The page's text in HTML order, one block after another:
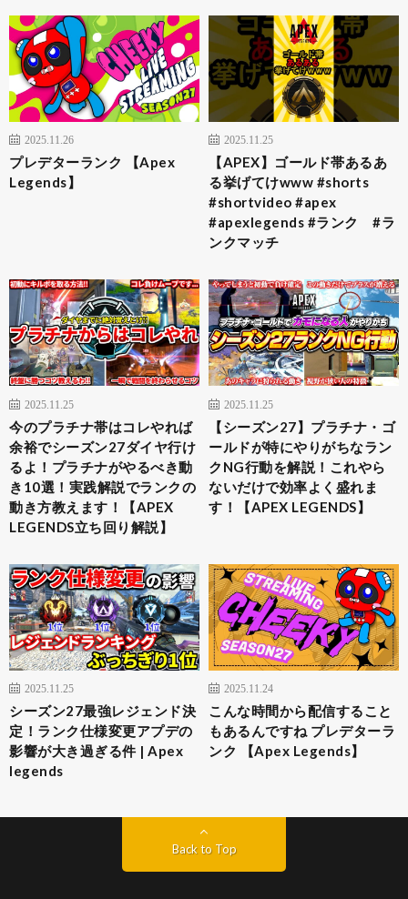
2025.11.26
プレデターランク 【Apex
Legends】
2025.11.25
【APEX】ゴールド帯あるあ
る挙げてけwww #shorts
#shortvideo #apex
#apexlegends #ランク #ラ
ンクマッチ
2025.11.25
今のプラチナ帯はコレやれば
余裕でシーズン27ダイヤ行け
るよ！プラチナがやるべき動
き10選！実践解説でランクの
動き方教えます！【APEX
LEGENDS立ち回り解説】
2025.11.25
【シーズン27】プラチナ・ゴ
ールドが特にやりがちなラン
クNG行動を解説！これやら
ないだけで効率よく盛れま
す！【APEX LEGENDS】
2025.11.25
シーズン27最強レジェンド決
定！ランク仕様変更アプデの
影響が大き過ぎる件 | Apex
legends
2025.11.24
こんな時間から配信すること
もあるんですね プレデターラ
ンク 【Apex Legends】
Back to Top